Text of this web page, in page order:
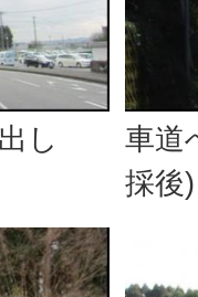
し
車道
採後)